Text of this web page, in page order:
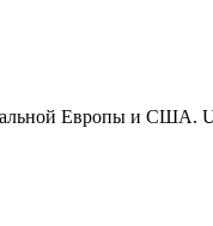
Европы и США.